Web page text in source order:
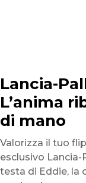
Lancia-
L’anima
di mano
Valorizza il tuo
esclusivo Lancia-
testa di Eddie, la